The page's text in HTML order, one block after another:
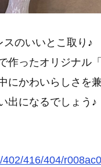
のいいとこ取り♪
作ったオリジナル
にかわいらしさを
出になるでしょう♪
416/404/